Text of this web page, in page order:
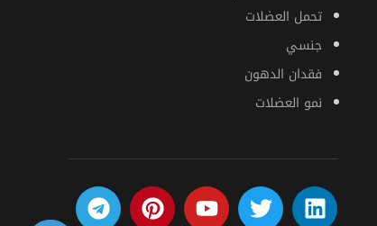
تحمل العضلات
جنسي
فقدان الدهون
نمو العضلات